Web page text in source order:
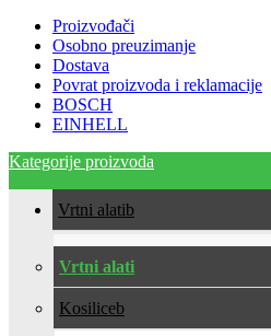
Proizvođači
Osobno preuzimanje
Dostava
Povrat proizvoda i reklamacije
BOSCH
EINHELL
Kategorije proizvoda
Vrtni alati
Vrtni alati
Kosilice